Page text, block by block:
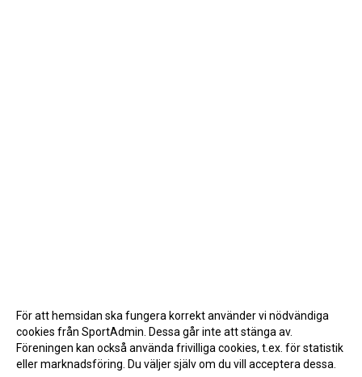
För att hemsidan ska fungera korrekt använder vi nödvändiga
cookies från SportAdmin. Dessa går inte att stänga av.
Föreningen kan också använda frivilliga cookies, t.ex. för statistik
eller marknadsföring. Du väljer själv om du vill acceptera dessa.